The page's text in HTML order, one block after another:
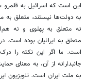
این است که اسرائیل به
به دولت‌ها نیستند، متعلق به
نه متعلق به پهلوی و نه
متعلق به ایرانیان بوده است.
است. ما اگر این نکته را درک
جانبدارانه از آن، به معنای
به ملت ایران است. تلویزیون